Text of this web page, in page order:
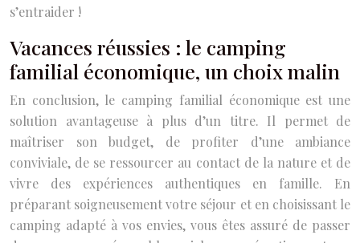
s’entraider !
Vacances réussies : le camping
familial économique, un choix malin
En conclusion, le camping familial économique est une
solution avantageuse à plus d’un titre. Il permet de
maîtriser son budget, de profiter d’une ambiance
conviviale, de se ressourcer au contact de la nature et de
vivre des expériences authentiques en famille. En
préparant soigneusement votre séjour et en choisissant le
camping adapté à vos envies, vous êtes assuré de passer